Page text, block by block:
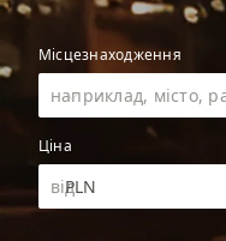
Місцезнаходження
Ціна
PLN